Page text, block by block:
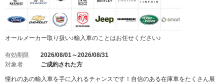
オールメーカー取り扱い♪輸入車のことはお任せください♪
有効期限
2026/08/01～2026/08/31
対象者
ご成約された方
憧れのあの輸入車を手に入れるチャンスです！自信のある在庫車をたくさん展